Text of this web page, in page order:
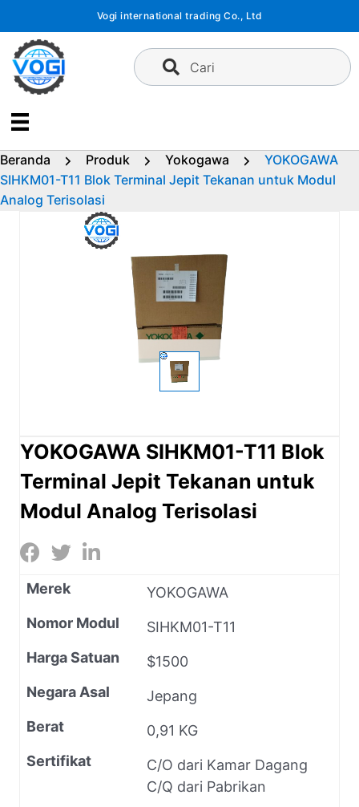
konten
Vogi international trading Co., Ltd
Cari
Beranda Produk Yokogawa
YOKOGAWA
SIHKM01-T11 Blok Terminal Jepit Tekanan untuk Modul
Analog Terisolasi
YOKOGAWA SIHKM01-T11 Blok
Terminal Jepit Tekanan untuk
Modul Analog Terisolasi
Merek
YOKOGAWA
Nomor Modul
SIHKM01-T11
Harga Satuan
$1500
Negara Asal
Jepang
Berat
0,91 KG
Sertifikat
C/O dari Kamar Dagang
C/Q dari Pabrikan